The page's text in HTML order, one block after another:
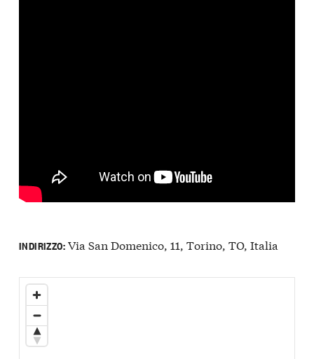
INDIRIZZO:Via San Domenico, 11, Torino, TO, Italia